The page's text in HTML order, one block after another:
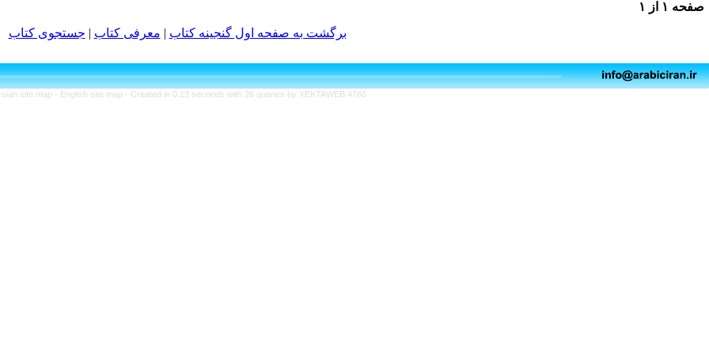
صفحه ۱ از ۱
برگشت به صفحه اول گنجینه کتاب‌ | معرفی كتاب | جستجوی كتاب‌
site map - English site map - Created in 0.13 seconds with 26 queries by YEKTAWEB 4766